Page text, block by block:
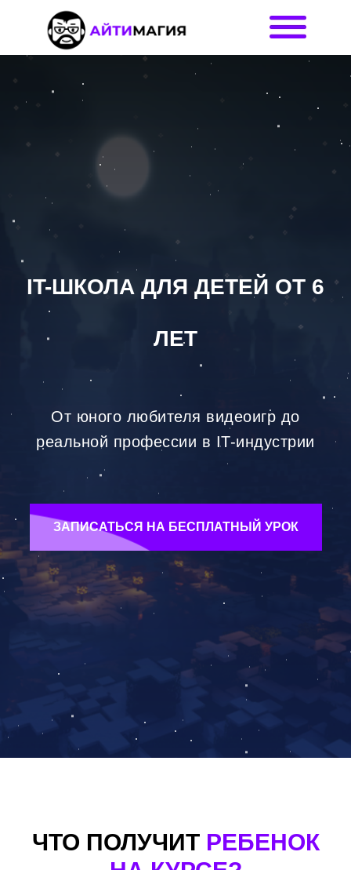
IT-ШКОЛА ДЛЯ ДЕТЕЙ ОТ 6
ЛЕТ
От юного любителя видеоигр до
реальной профессии в IT-индустрии
ЗАПИСАТЬСЯ НА БЕСПЛАТНЫЙ УРОК
ЧТО ПОЛУЧИТ РЕБЕНОК